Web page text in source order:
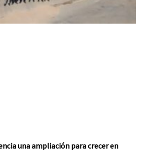
una ampliación para crecer en